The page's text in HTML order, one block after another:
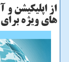
از اپلیكیشن
های ویژه